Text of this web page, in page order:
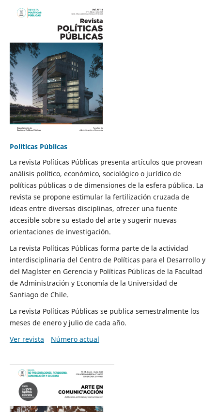
Políticas Públicas
La revista Políticas Públicas presenta artículos que provean
análisis político, económico, sociológico o jurídico de
políticas públicas o de dimensiones de la esfera pública. La
revista se propone estimular la fertilización cruzada de
ideas entre diversas disciplinas, ofrecer una fuente
accesible sobre su estado del arte y sugerir nuevas
orientaciones de investigación.
La revista Políticas Públicas forma parte de la actividad
interdisciplinaria del Centro de Políticas para el Desarrollo y
del Magíster en Gerencia y Políticas Públicas de la Facultad
de Administración y Economía de la Universidad de
Santiago de Chile.
La revista Políticas Públicas se publica semestralmente los
meses de enero y julio de cada año.
Ver revista
Número actual